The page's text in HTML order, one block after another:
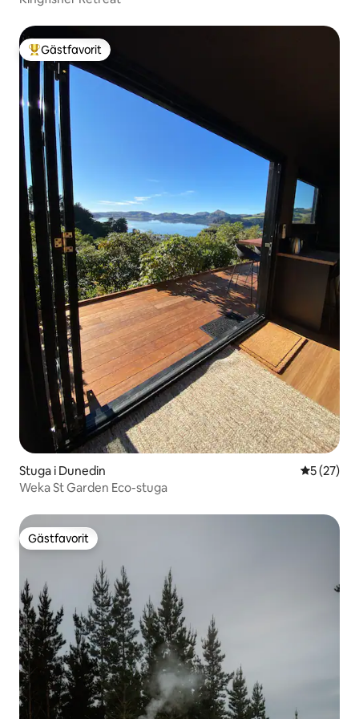
Populär gästfavorit
Gästfavorit
Stuga i Dunedin 5 av 5 i
5 (27)
Weka St Garden Eco-stuga
Gästfavorit
Gästfavorit